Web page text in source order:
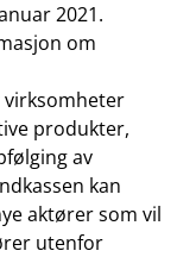
2021.
om
virksomheter
produkter,
av
kan
aktører som vil
utenfor